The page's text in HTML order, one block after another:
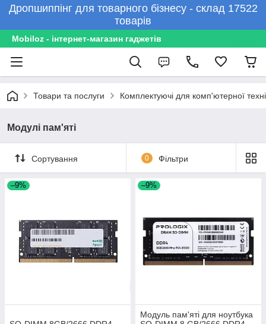
Дропшиппінг для товарного бізнесу - склад 17522
товарів
Mobiloz - інтернет-магазин гаджетів
Товари та послуги Комплектуючі для комп'ютерної
Модулі пам'яті
Сортування 0 Фільтри
–9% –9%
Модуль пам'яті для ноутбука